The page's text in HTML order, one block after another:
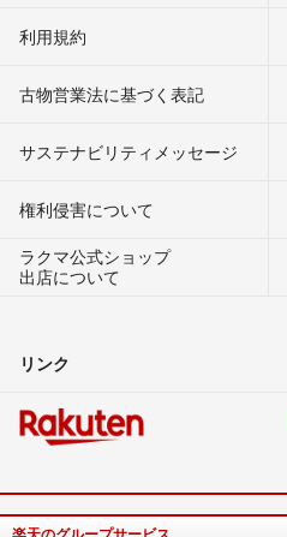
利用規約
古物営業法に基づく表記
サステナビリティメッセージ
権利侵害について
ラクマ公式ショップ
出店について
リンク